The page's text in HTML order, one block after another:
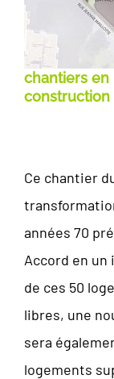
chantiers en
construction
Ce chantier
années 70
Accord en un
de ces 50
libres, une
sera
logements